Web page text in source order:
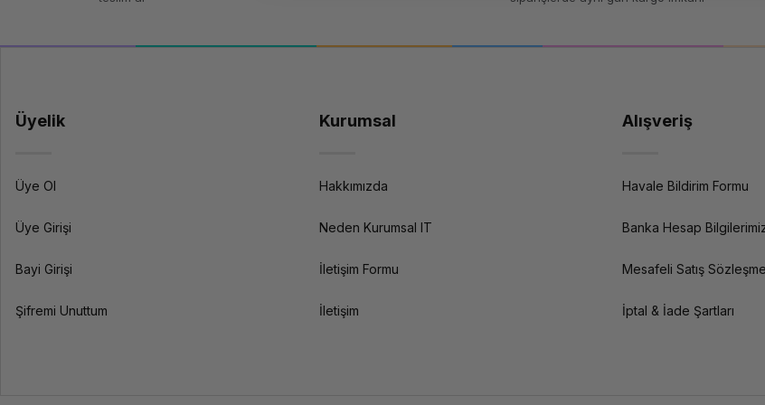
Üyelik
Üye Ol
Üye Girişi
Bayi Girişi
Şifremi Unuttum
Kurumsal
Hakkımızda
Neden Kurumsal IT
İletişim Formu
İletişim
Alışveriş
Havale Bildirim Formu
Banka Hesap
Mesafeli Satış
İptal & İade Şartları